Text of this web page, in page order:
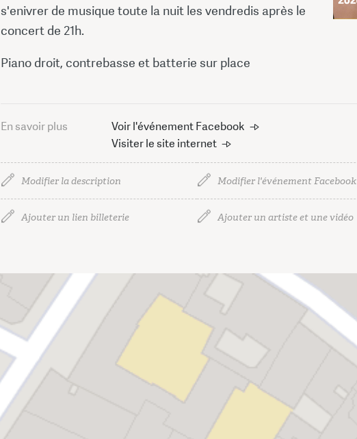
s'enivrer de musique toute la nuit les vendredis après le
concert de 21h.
Piano droit, contrebasse et batterie sur place
En savoir plus
Voir l'événement Facebook
Visiter le site internet
Modifier la description Modifier l'événement Facebook
Ajouter un lien billeterie Ajouter un artiste et une vidéo